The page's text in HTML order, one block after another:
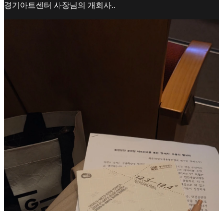
경기아트센터 사장님의 개회사..